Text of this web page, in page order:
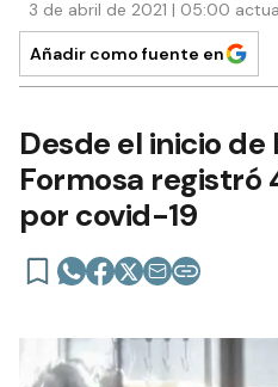
3 de abril de 2021 | 05:00
Añadir como fuente en
Desde el inicio
Formosa registró
por covid-19